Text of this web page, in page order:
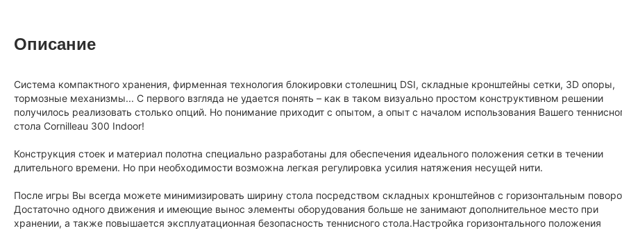
Описание
Система компактного хранения, фирменная технология блокировки столешниц DSI, складные кронштейны сетки, 3D опоры,
тормозные механизмы... С первого взгляда не удается понять – как в таком визуально простом конструктивном решении
получилось реализовать столько опций. Но понимание приходит с опытом, а опыт с началом использования Вашего
стола Cornilleau 300 Indoor!
Конструкция стоек и материал полотна специально разработаны для обеспечения идеального положения сетки в течении
длительного времени. Но при необходимости возможна легкая регулировка усилия натяжения несущей нити.
После игры Вы всегда можете минимизировать ширину стола посредством складных кронштейнов с горизонтальным
Достаточно одного движения и имеющие вынос элементы оборудования больше не занимают дополнительное место при
хранении, а также повышается эксплуатационная безопасность теннисного стола.Настройка горизонтального положения